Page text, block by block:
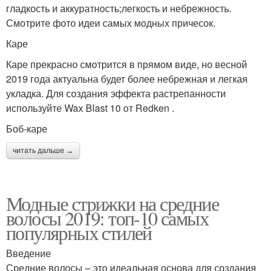
гладкость и аккуратность;легкость и небрежность.
Смотрите фото идеи самых модных причесок.
Каре
Каре прекрасно смотрится в прямом виде, но весной
2019 года актуальна будет более небрежная и легкая
укладка. Для создания эффекта растрепанности
используйте Wax Blast 10 от Redken .
Боб-каре
читать дальше →
Модные стрижки на средние
волосы 2019: топ-10 самых
популярных стилей
Введение
Средние волосы – это идеальная основа для создания